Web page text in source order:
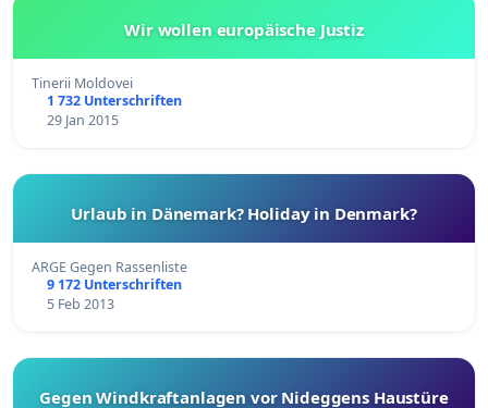
Wir wollen europäische Justiz
Tinerii Moldovei
1 732 Unterschriften
29 Jan 2015
Urlaub in Dänemark? Holiday in Denmark?
ARGE Gegen Rassenliste
9 172 Unterschriften
5 Feb 2013
Gegen Windkraftanlagen vor Nideggens Haustüre